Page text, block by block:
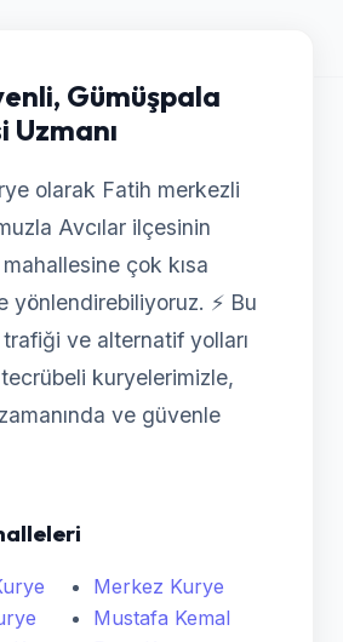
Gümüşpala
Uzmanı
olarak Fatih merkezli
Avcılar ilçesinin
mahallesine çok kısa
yönlendirebiliyoruz. ⚡ Bu
ve alternatif yolları
kuryelerimizle,
ve güvenle
Merkez Kurye
Mustafa Kemal